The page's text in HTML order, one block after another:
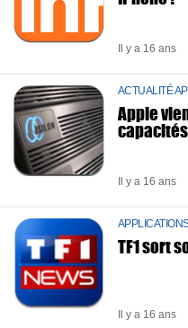
Il y a 16 ans
ACTUALITÉ
Apple
Il y a 16 ans
TF1 sort
Il y a 16 ans